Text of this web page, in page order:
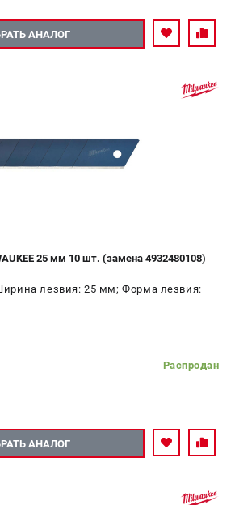
АНАЛОГ
25 мм 10 шт. (замена 4932480108)
лезвия: 25 мм; Форма лезвия:
Распродан
АНАЛОГ